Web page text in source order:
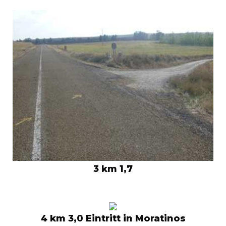
3 km 1,7
4 km 3,0 Eintritt in Moratinos